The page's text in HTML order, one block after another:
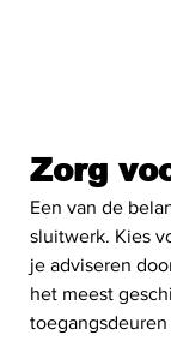
Zorg
Een van de
sluitwerk. Kies
je adviseren
het meest